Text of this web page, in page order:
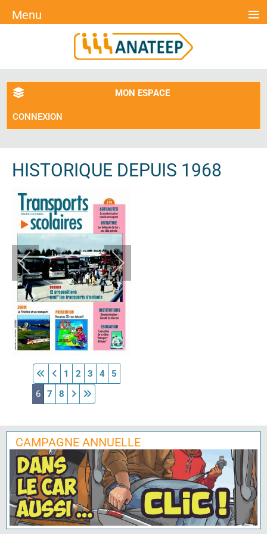
MON ESPACE
CONNEXION
HISTORIQUE DEPUIS 1968
1 2 3 4
5
6
7 8
CAMPAGNE ANNUELLE
Menu ≡